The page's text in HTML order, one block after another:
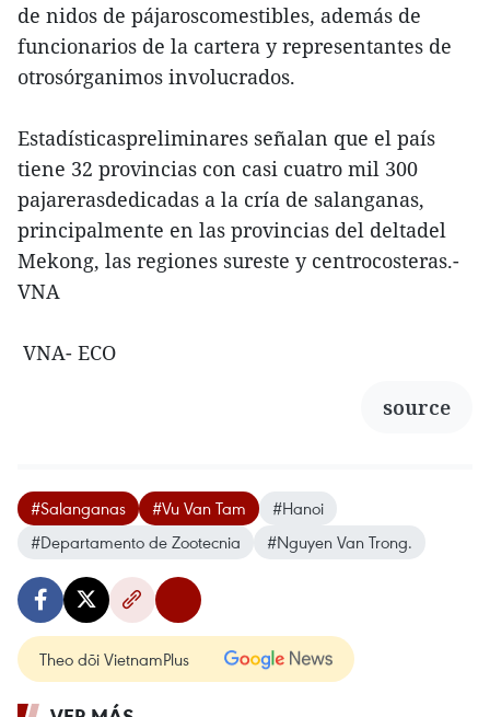
de nidos de pájaroscomestibles, además de
funcionarios de la cartera y representantes de
otrosórganimos involucrados.
Estadísticaspreliminares señalan que el país
tiene 32 provincias con casi cuatro mil 300
pajarerasdedicadas a la cría de salanganas,
principalmente en las provincias del deltadel
Mekong, las regiones sureste y centrocosteras.-
VNA
VNA- ECO
source
#Salanganas #Vu Van Tam
#Hanoi
#Departamento de Zootecnia
#Nguyen Van Trong.
Theo dõi VietnamPlus